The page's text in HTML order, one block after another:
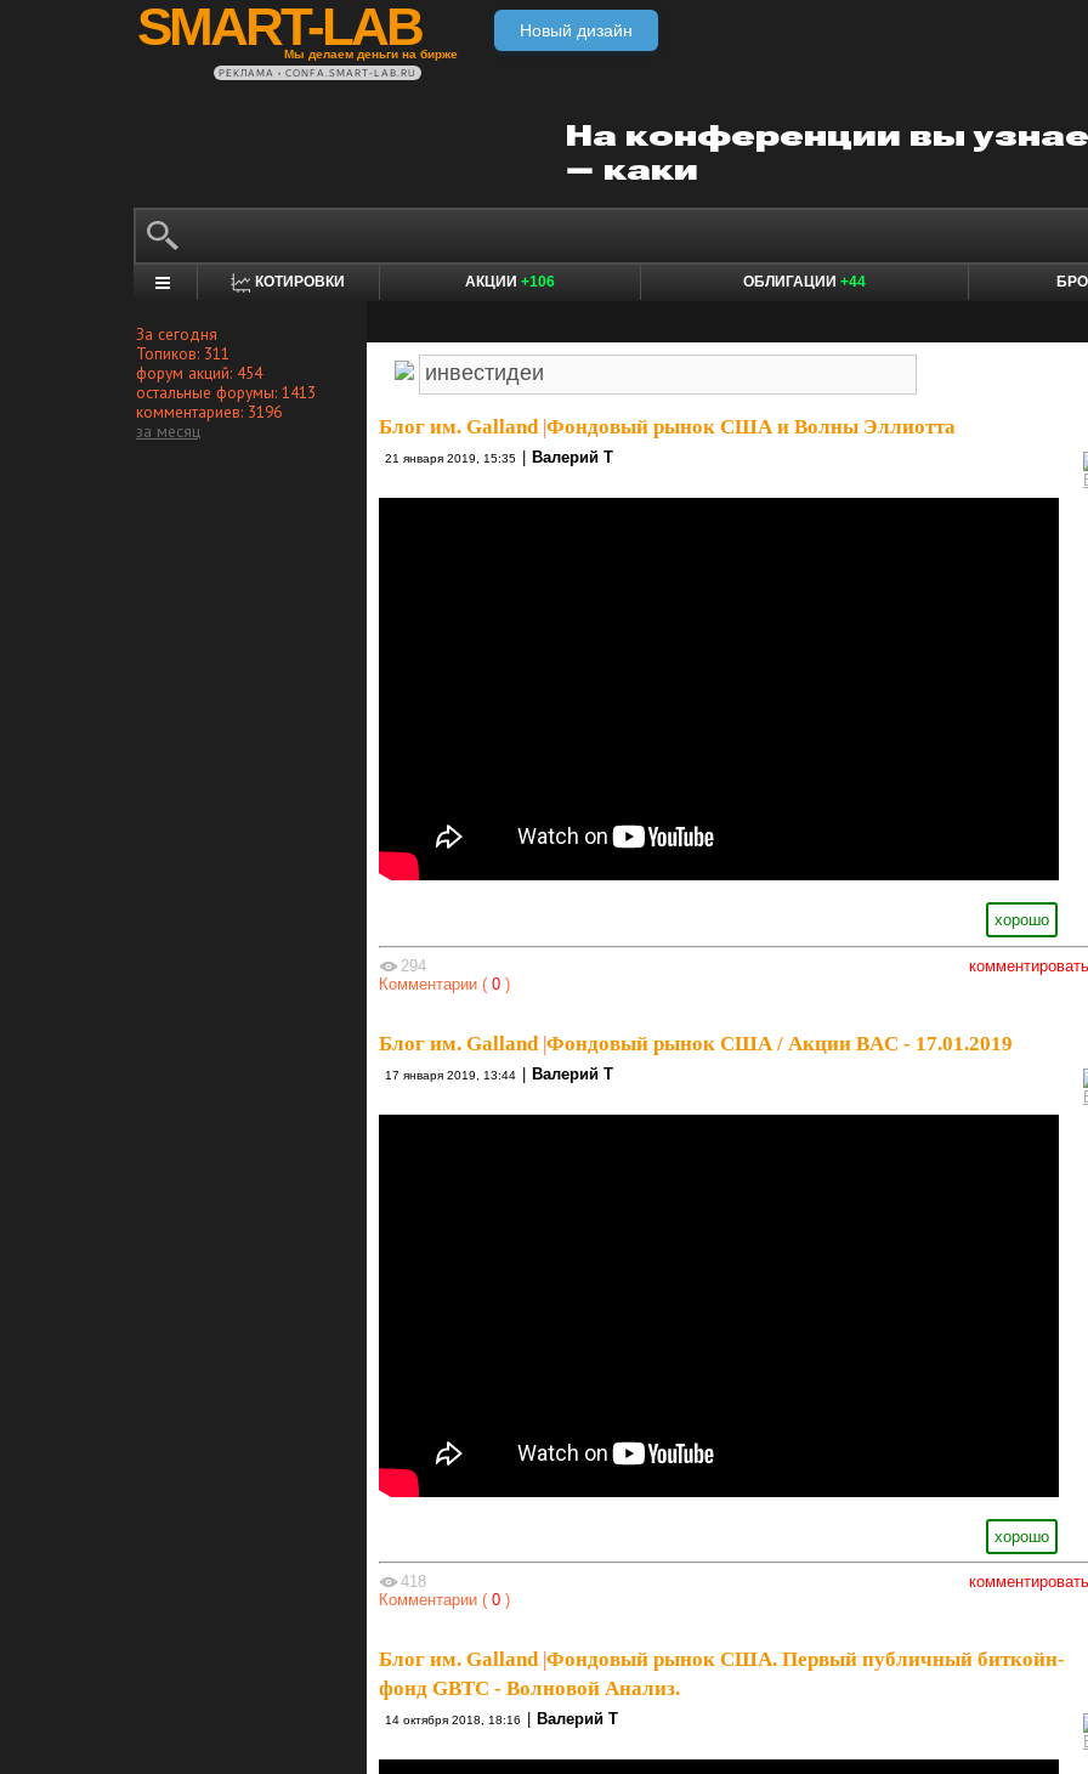
SMART-LAB
Мы делаем деньги на бирже
Новый дизайн
РЕКЛАМА • CONFA.SMART-LAB.RU
КОТИРОВКИ АКЦИИ +106 ОБЛИГАЦИИ +44
За сегодня
Топиков: 311
форум акций: 454
остальные форумы: 1413
комментариев: 3196
за месяц
Блог им. Galland| Фондовый рынок США и Волны Эллиотта
21 января 2019, 15:35 Валерий Т
хорошо
комментировать
294
Комментарии ( 0 )
Блог им. Galland |Фондовый рынок США / Акции BAC - 17.01.2019
17 января 2019, 13:44 | Валерий Т
хорошо
комментировать
418
Комментарии ( 0 )
Блог им. Galland|Фондовый рынок США. Первый публичный биткойн-
фонд GBTC - Волновой Анализ.
14 октября 2018, 18:16 Валерий Т